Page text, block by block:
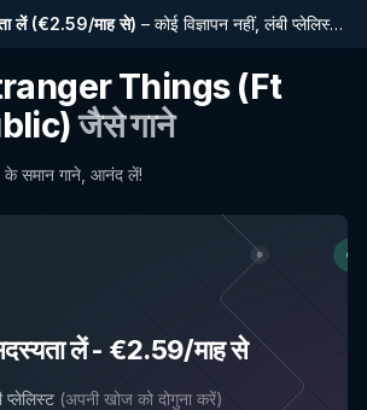
लें(€2.59/माह से) – कोई विज्ञापन नहीं, लंबी प्लेलिस्ट, पूर्ण इतिहास और नई सुविधाओं तक प्रारंभिक पहुंच
Things (Ft
जैसे गाने
के समान गाने, आनंद लें!
लें- €2.59/माह से
(अपनी खोज को दोगुना करें)